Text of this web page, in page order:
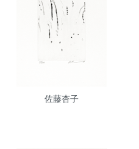
佐藤杏子